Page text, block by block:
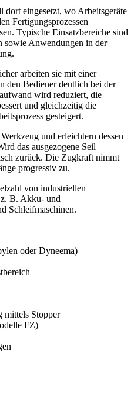
dort eingesetzt, wo Arbeitsgeräte
Fertigungsprozessen
Typische Einsatzbereiche sind
sowie Anwendungen in der
arbeiten sie mit einer
den Bediener deutlich bei der
wird reduziert, die
und gleichzeitig die
gesteigert.
und erleichtern dessen
das ausgezogene Seil
zurück. Die Zugkraft nimmt
progressiv zu.
von industriellen
B. Akku- und
Schleifmaschinen.
oder Dyneema)
mittels Stopper
FZ)